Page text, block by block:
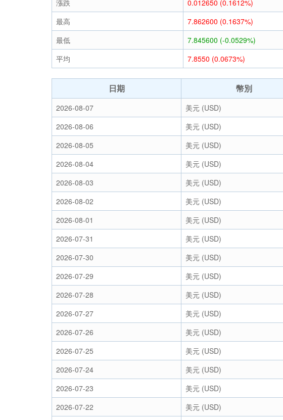
漲跌
0.012650 (0.1612%)
最高
7.862600 (0.1637%)
最低
7.845600 (-0.0529%)
平均
7.8550 (0.0673%)
日期 幣別
2026-08-07 美元 (USD)
2026-08-06
美元 (USD)
2026-08-05
美元 (USD)
2026-08-04
美元 (USD)
2026-08-03
美元 (USD)
2026-08-02
美元 (USD)
2026-08-01
美元 (USD)
2026-07-31
美元 (USD)
2026-07-30
美元 (USD)
2026-07-29
美元 (USD)
2026-07-28
美元 (USD)
2026-07-27
美元 (USD)
2026-07-26
美元 (USD)
2026-07-25
美元 (USD)
2026-07-24
美元 (USD)
2026-07-23
美元 (USD)
2026-07-22
美元 (USD)